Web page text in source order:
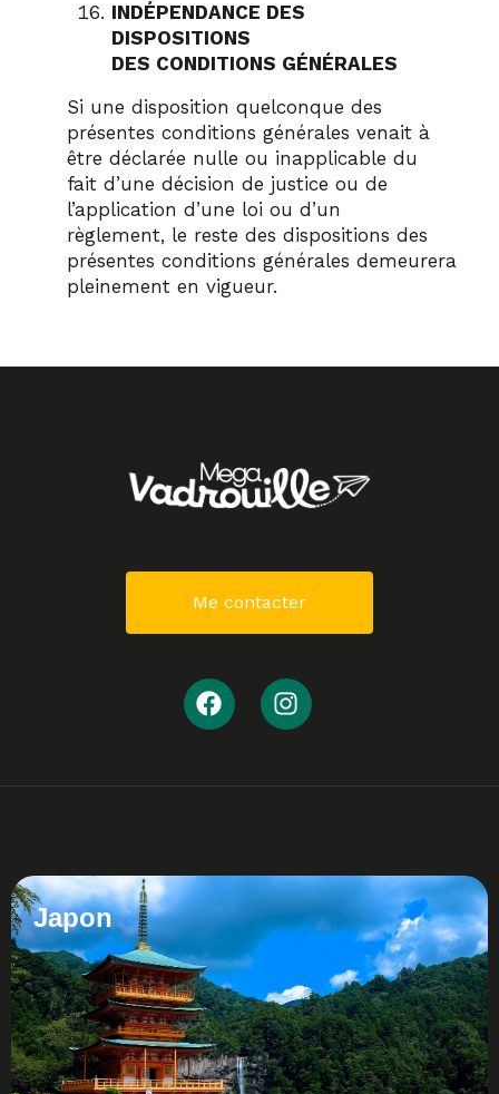
INDÉPENDANCE DES
DISPOSITIONS
DES CONDITIONS GÉNÉRALES
Si une disposition quelconque des
présentes conditions générales venait à
être déclarée nulle ou inapplicable du
fait d’une décision de justice ou de
l’application d’une loi ou d’un
règlement, le reste des dispositions des
présentes conditions générales demeurera
pleinement en vigueur.
Me contacter
Japon